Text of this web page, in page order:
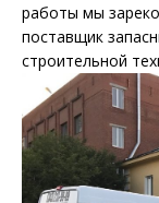
работы мы
поставщик
строительной